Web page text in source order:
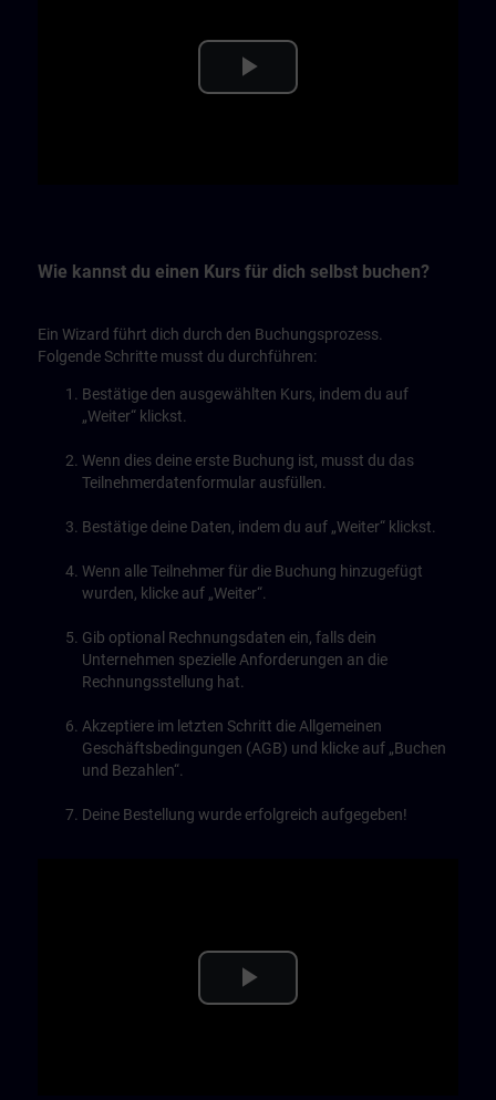
Play
Wie kannst du einen Kurs für dich selbst buchen?
Ein Wizard führt dich durch den Buchungsprozess.
Folgende Schritte musst du durchführen:
Bestätige den ausgewählten Kurs, indem du auf
„Weiter“ klickst.
Wenn dies deine erste Buchung ist, musst du das
Teilnehmerdatenformular ausfüllen.
Bestätige deine Daten, indem du auf „Weiter“ klickst.
Wenn alle Teilnehmer für die Buchung hinzugefügt
wurden, klicke auf „Weiter“.
Gib optional Rechnungsdaten ein, falls dein
Unternehmen spezielle Anforderungen an die
Rechnungsstellung hat.
Akzeptiere im letzten Schritt die Allgemeinen
Geschäftsbedingungen (AGB) und klicke auf „Buchen
und Bezahlen“.
Deine Bestellung wurde erfolgreich aufgegeben!
Play